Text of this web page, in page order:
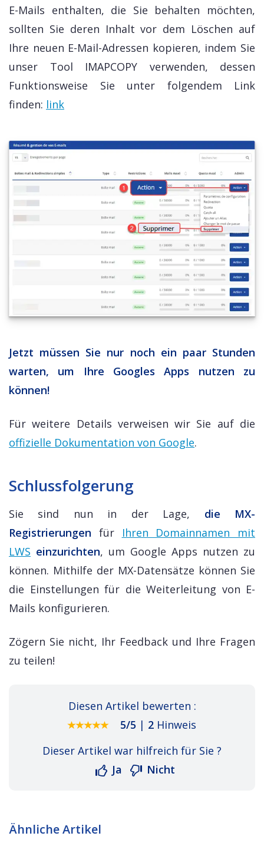
E-Mails enthalten, die Sie behalten möchten,
sollten Sie deren Inhalt vor dem Löschen auf
Ihre neuen E-Mail-Adressen kopieren, indem Sie
unser Tool IMAPCOPY verwenden, dessen
Funktionsweise Sie unter folgendem Link
finden: link
Jetzt müssen Sie nur noch ein paar Stunden
warten, um Ihre Googles Apps nutzen zu
können!
Für weitere Details verweisen wir Sie auf die
offizielle Dokumentation von Google.
Schlussfolgerung
Sie sind nun in der Lage, die MX-
Registrierungen für
Ihren Domainnamen mit
LWS einzurichten, um Google Apps nutzen zu
können. Mithilfe der MX-Datensätze können Sie
die Einstellungen für die Weiterleitung von E-
Mails konfigurieren.
Zögern Sie nicht, Ihr Feedback und Ihre Fragen
zu teilen!
Diesen Artikel bewerten :
5/5 | 2 Hinweis
Dieser Artikel war hilfreich für Sie ?
Ja
Nicht
Ähnliche Artikel